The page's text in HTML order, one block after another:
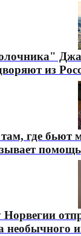
из
где бьют
помощь
необычного